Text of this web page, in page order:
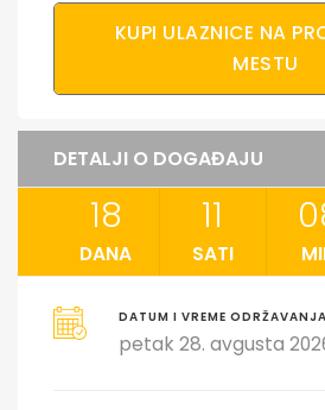
KUPI ULAZNICE NA
MESTU
DETALJI O DOGAĐAJU
18
DANA
11
SATI
DATUM I VREME ODRŽAVANJA
petak 28. avgusta